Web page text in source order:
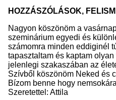
HOZZÁSZÓLÁSOK,
Nagyon köszönöm a
szeminárium egyedi és
számomra minden eddiginél
tapasztaltam és kaptam
jelenlegi szakaszában az
Szívből köszönöm Neked és
Bízom benne hogy
Szeretettel: Attila